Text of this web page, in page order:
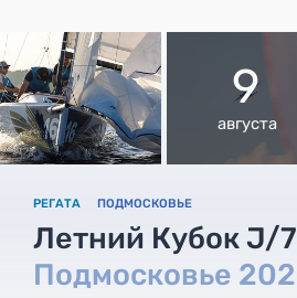
9
августа
РЕГАТА ПОДМОСКОВЬЕ
Летний Кубок J/
Подмосковье